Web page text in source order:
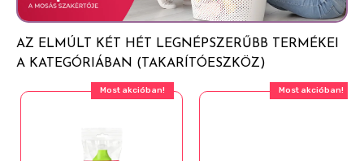
AZ ELMÚLT KÉT HÉT LEGNÉPSZERŰBB TERMÉKEI
A KATEGÓRIÁBAN (TAKARÍTÓESZKÖZ)
Most akcióban! Most akcióban!